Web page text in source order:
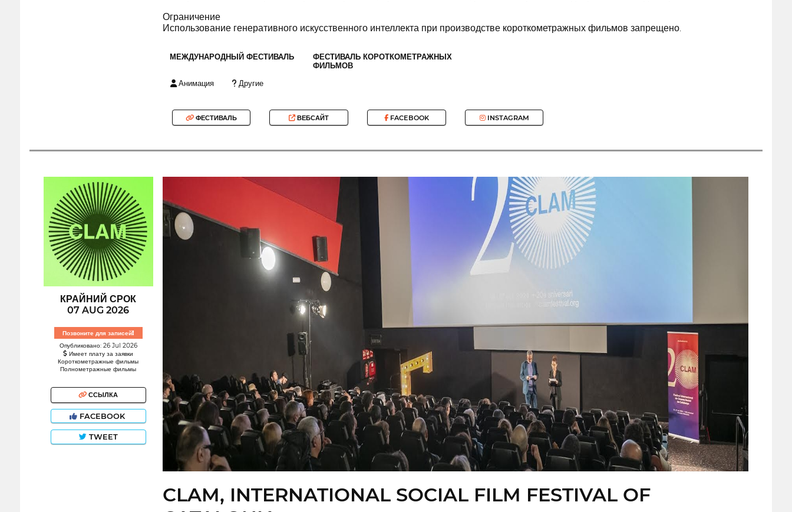
Ограничение
Использование генеративного искусственного интеллекта при производстве короткометражных фильмов запрещено.
МЕЖДУНАРОДНЫЙ ФЕСТИВАЛЬ
ФЕСТИВАЛЬ КОРОТКОМЕТРАЖНЫХ
ФИЛЬМОВ
Анимация Другие
ФЕСТИВАЛЬ ВЕБСАЙТ FACEBOOK INSTAGRAM
КРАЙНИЙ СРОК
07 AUG 2026
Позвоните для записей!
Опубликовано: 26 Jul 2026
Имеет плату за заявки
Короткометражные фильмы
Полнометражные фильмы
ССЫЛКА
FACEBOOK
TWEET
CLAM, INTERNATIONAL SOCIAL FILM FESTIVAL OF